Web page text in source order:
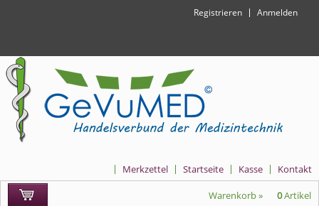
Registrieren Anmelden
Kontakt
Kasse
Startseite
Merkzettel
Warenkorb » 0Artikel